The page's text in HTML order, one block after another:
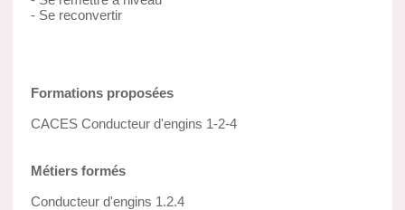
- Se reconvertir
Formations proposées
CACES Conducteur d'engins 1-2-4
Métiers formés
Conducteur d'engins 1.2.4